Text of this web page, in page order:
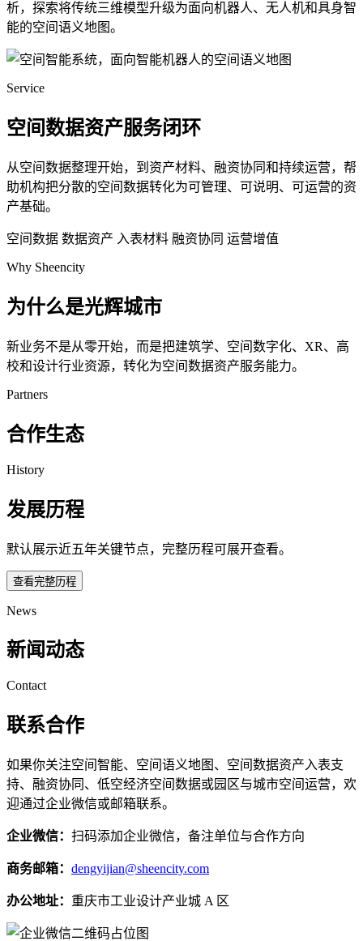
析，探索将传统三维模型升级为面向机器人、无人机和具身智
能的空间语义地图。
Service
空间数据资产服务闭环
从空间数据整理开始，到资产材料、融资协同和持续运营，帮
助机构把分散的空间数据转化为可管理、可说明、可运营的资
产基础。
空间数据 数据资产 入表材料 融资协同 运营增值
Why Sheencity
为什么是光辉城市
新业务不是从零开始，而是把建筑学、空间数字化、XR、高
校和设计行业资源，转化为空间数据资产服务能力。
Partners
合作生态
History
发展历程
默认展示近五年关键节点，完整历程可展开查看。
查看完整历程
News
新闻动态
Contact
联系合作
如果你关注空间智能、空间语义地图、空间数据资产入表支
持、融资协同、低空经济空间数据或园区与城市空间运营，欢
迎通过企业微信或邮箱联系。
企业微信： 扫码添加企业微信，备注单位与合作方向
商务邮箱： dengyijian@sheencity.com
办公地址： 重庆市工业设计产业城 A 区